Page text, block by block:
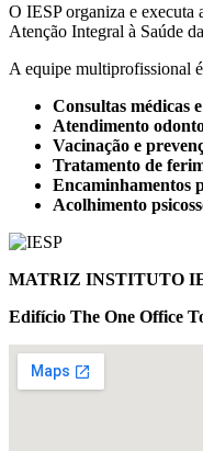
O IESP organiza e executa
Atenção Integral à Saúde
A equipe multiprofissional
Consultas médicas
Atendimento
Vacinação e
Tratamento de
Encaminhamentos
Acolhimento
MATRIZ INSTITUTO
Edifício The One Office